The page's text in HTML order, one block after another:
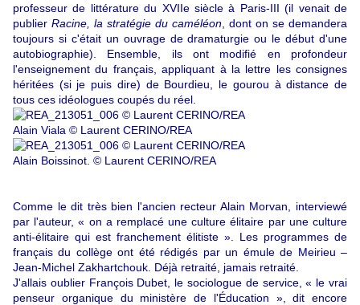
professeur de littérature du XVIIe siècle à Paris-III (il venait de
publier Racine, la stratégie du caméléon , dont on se demandera
toujours si c'était un ouvrage de dramaturgie ou le début d'une
autobiographie). Ensemble, ils ont modifié en profondeur
l'enseignement du français, appliquant à la lettre les consignes
héritées (si je puis dire) de Bourdieu, le gourou à distance de
tous ces idéologues coupés du réel.
Alain Viala © Laurent CERINO/REA
Alain Boissinot. © Laurent CERINO/REA
Comme le dit très bien l'ancien recteur Alain Morvan, interviewé
par l'auteur, « on a remplacé une culture élitaire par une culture
anti-élitaire qui est franchement élitiste ». Les programmes de
français du collège ont été rédigés par un émule de Meirieu –
Jean-Michel Zakhartchouk. Déjà retraité, jamais retraité.
J'allais oublier François Dubet, le sociologue de service, « le vrai
penseur organique du ministère de l'Éducation », dit encore